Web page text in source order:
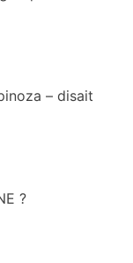
– disait
?